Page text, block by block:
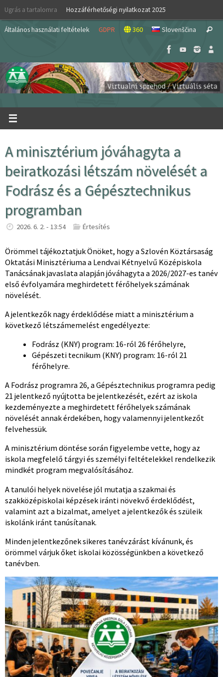
Skip
content
Ugrás a tartalomra Hozzáférhetőségi nyilatkozat 2025
Általános használati feltételek GDPR 360 Slovenščina Search
A minisztérium jóváhagyta a
beiratkozási létszám növelését a
Fodrász és a Gépésztechnikus
programban
2026. 6. 2. - 13:54 Értesítés
Örömmel tájékoztatjuk Önöket, hogy a Szlovén Köztársaság
Oktatási Minisztériuma a Lendvai Kétnyelvű Középiskola
Tanácsának javaslata alapján jóváhagyta a 2026/2027-es tanév
első évfolyamára meghirdetett férőhelyek számának
növelését.
A jelentkezők nagy érdeklődése miatt a minisztérium a
következő létszámemelést engedélyezte:
Fodrász (KNY) program: 16-ról 26 férőhelyre,
Gépészeti tecnikum (KNY) program: 16-ról 21
férőhelyre.
A Fodrász programra 26, a Gépésztechnikus programra pedig
21 jelentkező nyújtotta be jelentkezését, ezért az iskola
kezdeményezte a meghirdetett férőhelyek számának
növelését annak érdekében, hogy valamennyi jelentkezőt
felvehessük.
A minisztérium döntése során figyelembe vette, hogy az
iskola megfelelő tárgyi és személyi feltételekkel rendelkezik
mindkét program megvalósításához.
A tanulói helyek növelése jól mutatja a szakmai és
szakközépiskolai képzések iránti növekvő érdeklődést,
valamint azt a bizalmat, amelyet a jelentkezők és szüleik
iskolánk iránt tanúsítanak.
Minden jelentkezőnek sikeres tanévzárást kívánunk, és
örömmel várjuk őket iskolai közösségünkben a következő
tanévben.